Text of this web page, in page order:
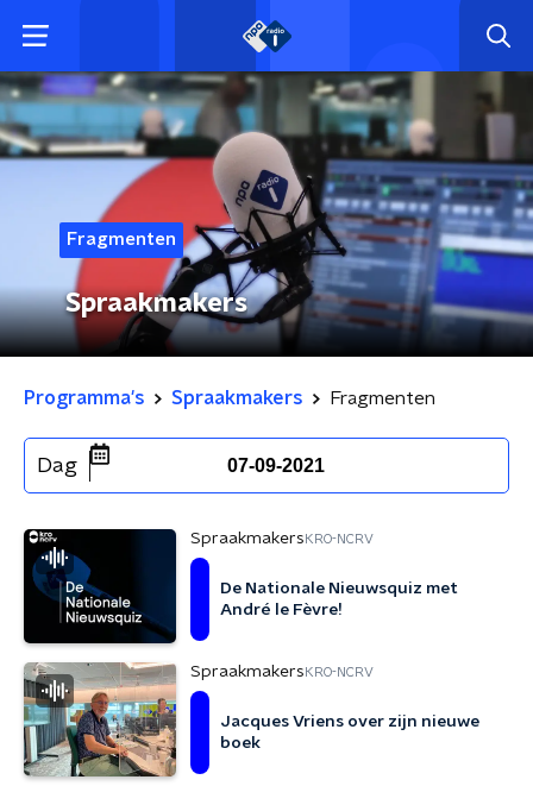
Fragmenten
Spraakmakers
Programma's Spraakmakers Fragmenten
Dag 07-09-2021
Spraakmakers KRO-NCRV
De Nationale Nieuwsquiz met
André le Fèvre!
Spraakmakers KRO-NCRV
Jacques Vriens over zijn nieuwe
boek